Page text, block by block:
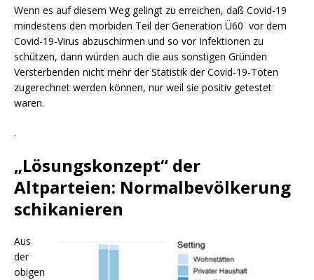
Wenn es auf diesem Weg gelingt zu erreichen, daß Covid-19
mindestens den morbiden Teil der Generation Ü60 vor dem
Covid-19-Virus abzuschirmen und so vor Infektionen zu
schützen, dann würden auch die aus sonstigen Gründen
Versterbenden nicht mehr der Statistik der Covid-19-Toten
zugerechnet werden können, nur weil sie positiv getestet
waren.
.
„Lösungskonzept“ der
Altparteien: Normalbevölkerung
schikanieren
Aus
der
obigen